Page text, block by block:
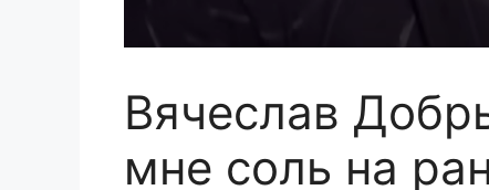
Вячеслав
мне соль на